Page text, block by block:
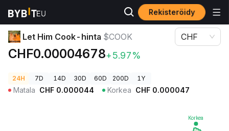
Rekisteröidy
Kryptohinnat Let Him Cook-hinta $COOK
Let Him Cook-hinta $COOK
CHF0.00004678+5.97%
CHF
24H 7D 14D 30D 60D 200D 1Y
Matala CHF 0.000044 Korkea CHF 0.000047